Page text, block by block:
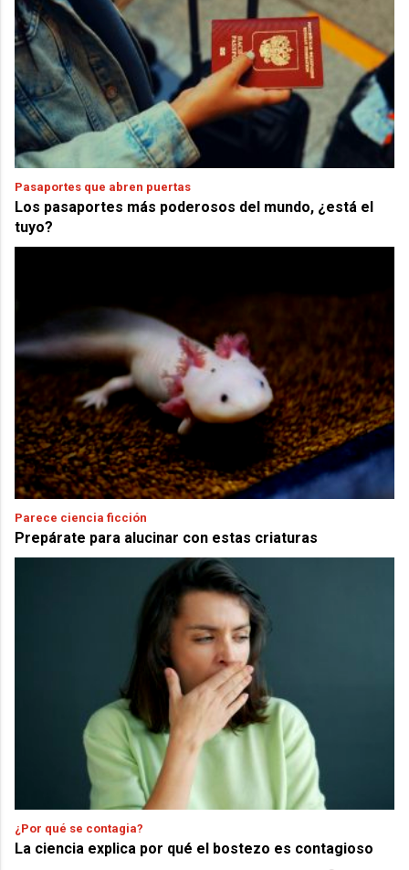
Pasaportes que abren puertas
Los pasaportes más poderosos del mundo, ¿está el
tuyo?
Parece ciencia ficción
Prepárate para alucinar con estas criaturas
¿Por qué se contagia?
La ciencia explica por qué el bostezo es contagioso